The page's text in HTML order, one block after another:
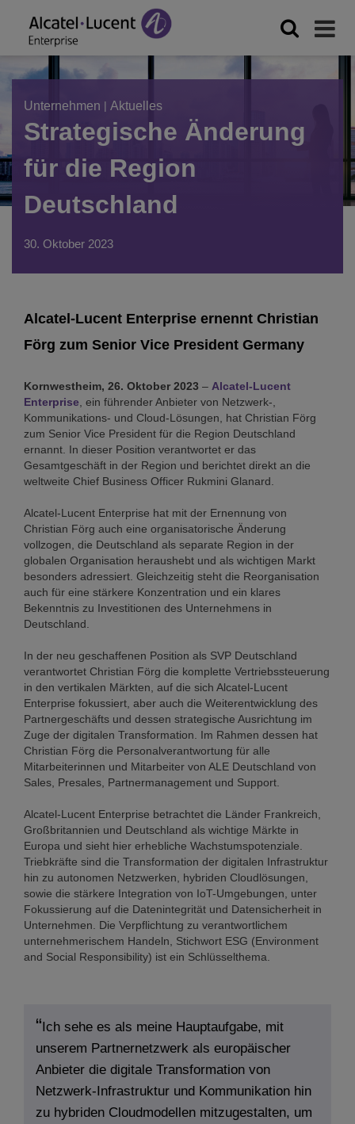
Unternehmen | Aktuelles
Strategische Änderung
für die Region
Deutschland
30. Oktober 2023
Alcatel-Lucent Enterprise ernennt Christian
Förg zum Senior Vice President Germany
Kornwestheim, 26. Oktober 2023 – Alcatel-Lucent
Enterprise , ein führender Anbieter von Netzwerk-,
Kommunikations- und Cloud-Lösungen, hat Christian Förg
zum Senior Vice President für die Region Deutschland
ernannt. In dieser Position verantwortet er das
Gesamtgeschäft in der Region und berichtet direkt an die
weltweite Chief Business Officer Rukmini Glanard.
Alcatel-Lucent Enterprise hat mit der Ernennung von
Christian Förg auch eine organisatorische Änderung
vollzogen, die Deutschland als separate Region in der
globalen Organisation heraushebt und als wichtigen Markt
besonders adressiert. Gleichzeitig steht die Reorganisation
auch für eine stärkere Konzentration und ein klares
Bekenntnis zu Investitionen des Unternehmens in
Deutschland.
In der neu geschaffenen Position als SVP Deutschland
verantwortet Christian Förg die komplette Vertriebssteuerung
in den vertikalen Märkten, auf die sich Alcatel-Lucent
Enterprise fokussiert, aber auch die Weiterentwicklung des
Partnergeschäfts und dessen strategische Ausrichtung im
Zuge der digitalen Transformation. Im Rahmen dessen hat
Christian Förg die Personalverantwortung für alle
Mitarbeiterinnen und Mitarbeiter von ALE Deutschland von
Sales, Presales, Partnermanagement und Support.
Alcatel-Lucent Enterprise betrachtet die Länder Frankreich,
Großbritannien und Deutschland als wichtige Märkte in
Europa und sieht hier erhebliche Wachstumspotenziale.
Triebkräfte sind die Transformation der digitalen Infrastruktur
hin zu autonomen Netzwerken, hybriden Cloudlösungen,
sowie die stärkere Integration von IoT-Umgebungen, unter
Fokussierung auf die Datenintegrität und Datensicherheit in
Unternehmen. Die Verpflichtung zu verantwortlichem
unternehmerischem Handeln, Stichwort ESG (Environment
and Social Responsibility) ist ein Schlüsselthema.
Ich sehe es als meine Hauptaufgabe, mit
unserem Partnernetzwerk als europäischer
Anbieter die digitale Transformation von
Netzwerk-Infrastruktur und Kommunikation hin
zu hybriden Cloudmodellen mitzugestalten, um